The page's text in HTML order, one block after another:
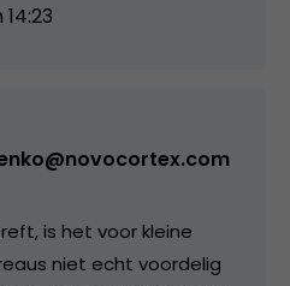
is het voor kleine
niet echt voordelig